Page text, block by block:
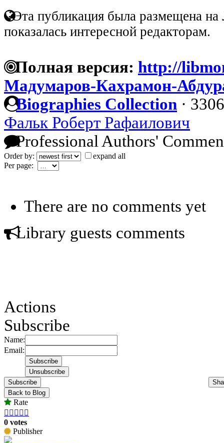
Эта публикация была размещена на
показалась интересной редакторам.
Полная версия: http://
Мадумаров-Кахрамон-
Biographies Collection ·
Фальк Роберт Рафаилович
Professional Authors'
Order by:
expand all
Per page:
There are no comments yet
Library guests comments
Actions
Subscribe
Name:
Email:
Subscribe
Back to Blog
Rate
    
0 votes
Publisher